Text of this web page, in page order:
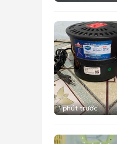
1 phút trước